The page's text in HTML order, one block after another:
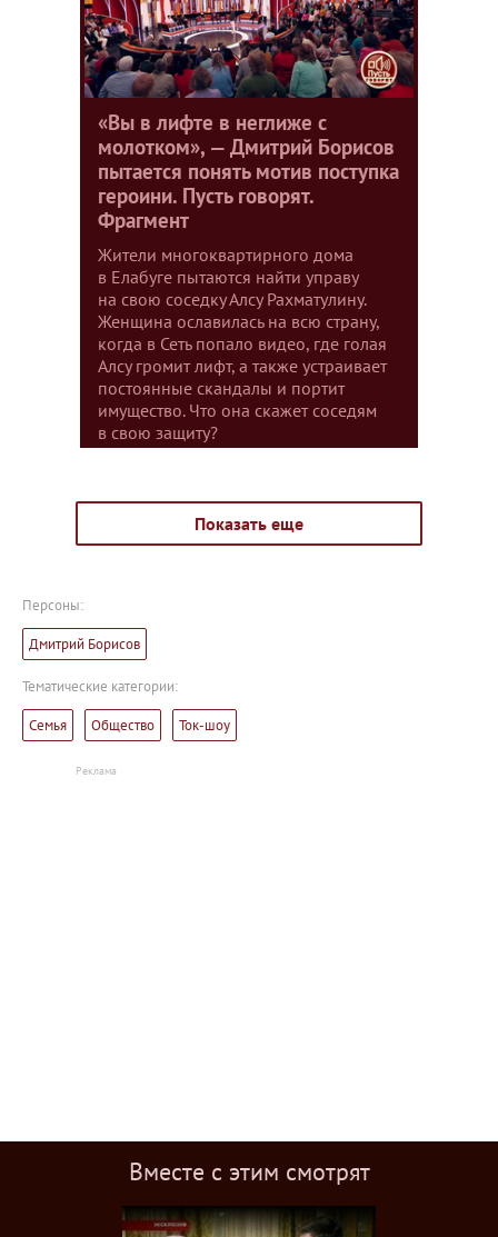
«Вы в лифте в неглиже с
молотком», — Дмитрий Борисов
пытается понять мотив поступка
героини. Пусть говорят.
Фрагмент
Жители многоквартирного дома
в Елабуге пытаются найти управу
на свою соседку Алсу Рахматулину.
Женщина ославилась на всю страну,
когда в Сеть попало видео, где голая
Алсу громит лифт, а также устраивает
постоянные скандалы и портит
имущество. Что она скажет соседям
в свою защиту?
Показать еще
Персоны:
Дмитрий Борисов
Тематические категории:
Семья Общество Ток-шоу
Вместе с этим смотрят